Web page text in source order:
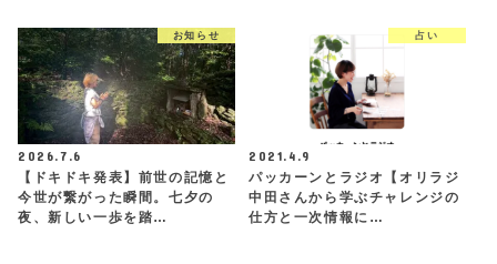
お知らせ
2026.7.6
【ドキドキ発表】前世の記憶と
今世が繋がった瞬間。七夕の
夜、新しい一歩を踏…
占い
2021.4.9
パッカーンとラジオ【オリラジ
中田さんから学ぶチャレンジの
仕方と一次情報に…